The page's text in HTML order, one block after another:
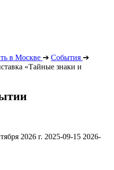
в Москве ➔ События ➔
«Тайные знаки и
2026 г. 2025-09-15 2026-